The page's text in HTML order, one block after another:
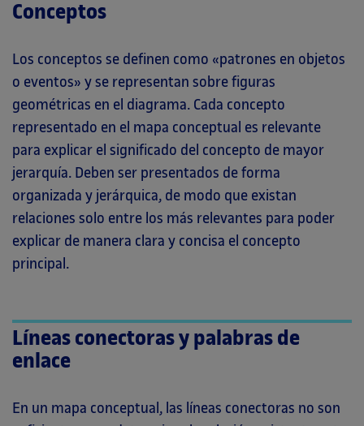
Conceptos
Los conceptos se definen como «patrones en objetos
o eventos» y se representan sobre figuras
geométricas en el diagrama. Cada concepto
representado en el mapa conceptual es relevante
para explicar el significado del concepto de mayor
jerarquía. Deben ser presentados de forma
organizada y jerárquica, de modo que existan
relaciones solo entre los más relevantes para poder
explicar de manera clara y concisa el concepto
principal.
Líneas conectoras y palabras de
enlace
En un mapa conceptual, las líneas conectoras no son